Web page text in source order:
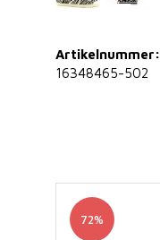
Artikelnummer:
16348465-502
72%